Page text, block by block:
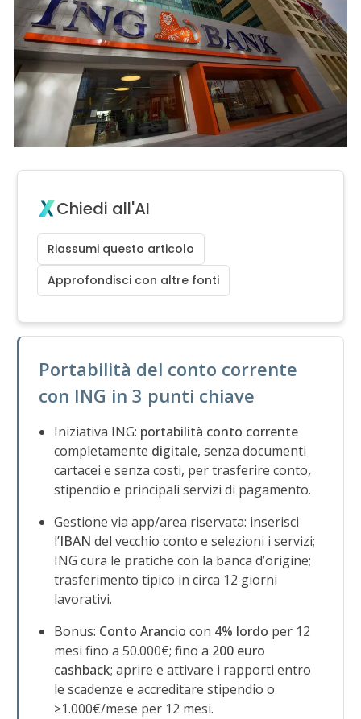
Chiedi all'AI
Riassumi questo articolo
Approfondisci con altre fonti
Portabilità del conto corrente
con ING in 3 punti chiave
Iniziativa ING: portabilità conto corrente
completamente digitale, senza documenti
cartacei e senza costi, per trasferire conto,
stipendio e principali servizi di pagamento.
Gestione via app/area riservata: inserisci
l’IBAN del vecchio conto e selezioni i servizi;
ING cura le pratiche con la banca d’origine;
trasferimento tipico in circa 12 giorni
lavorativi.
Bonus: Conto Arancio con 4% lordo per 12
mesi fino a 50.000€; fino a 200 euro
cashback; aprire e attivare i rapporti entro
le scadenze e accreditare stipendio o
≥1.000€/mese per 12 mesi.